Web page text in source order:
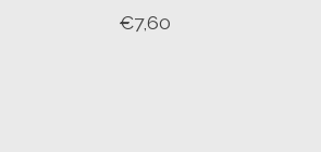
€7,60